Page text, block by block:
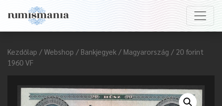
Kezdőlap / Webshop / Bankjegyek / Magyarország / 20 forint
1960 VF